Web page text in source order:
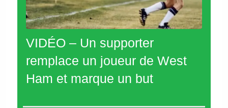
VIDÉO – Un supporter
remplace un joueur de West
Ham et marque un but